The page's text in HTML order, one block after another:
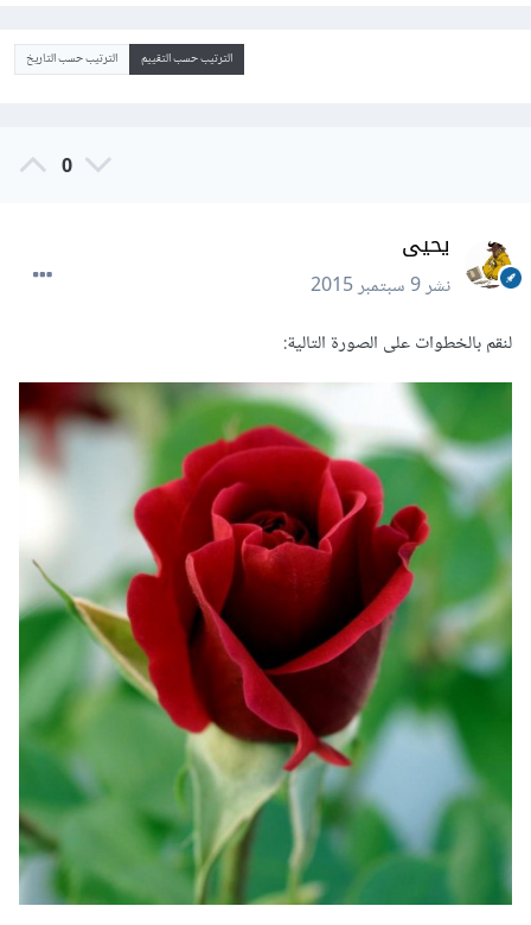
الترتيب حسب التقييم الترتيب حسب التاريخ
0
يحيى
نشر9 سبتمبر 2015
لنقم بالخطوات على الصورة التالية: